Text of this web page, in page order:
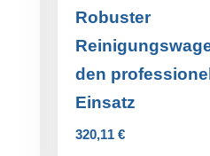
Robuster
den
Einsatz
320,11 €